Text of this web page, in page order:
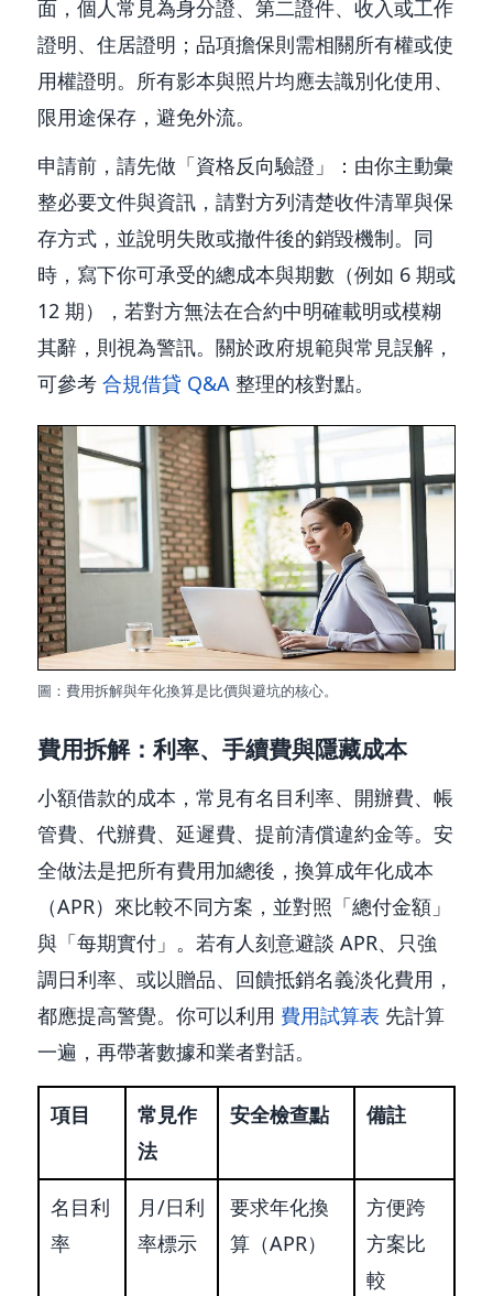
面，個人常見為身分證、第二證件、收入或工作
證明、住居證明；品項擔保則需相關所有權或使
用權證明。所有影本與照片均應去識別化使用、
限用途保存，避免外流。
申請前，請先做「資格反向驗證」：由你主動彙
整必要文件與資訊，請對方列清楚收件清單與保
存方式，並說明失敗或撤件後的銷毀機制。同
時，寫下你可承受的總成本與期數（例如 6 期或
12 期），若對方無法在合約中明確載明或模糊
其辭，則視為警訊。關於政府規範與常見誤解，
可參考 合規借貸 Q&A 整理的核對點。
圖：費用拆解與年化換算是比價與避坑的核心。
費用拆解：利率、手續費與隱藏成本
小額借款的成本，常見有名目利率、開辦費、帳
管費、代辦費、延遲費、提前清償違約金等。安
全做法是把所有費用加總後，換算成年化成本
（APR）來比較不同方案，並對照「總付金額」
與「每期實付」。若有人刻意避談 APR、只強
調日利率、或以贈品、回饋抵銷名義淡化費用，
都應提高警覺。你可以利用 費用試算表 先計算
一遍，再帶著數據和業者對話。
項目
常見作
法
安全檢查點 備註
名目利
率
月/日利
率標示
要求年化換
算（APR）
方便跨
方案比
較